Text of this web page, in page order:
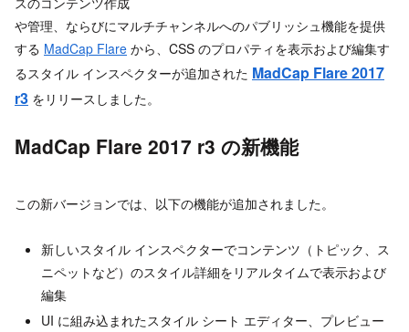
や管理、ならびにマルチチャンネルへのパブリッシュ機能を提供
する MadCap Flare から、CSS のプロパティを表示および編集す
るスタイル インスペクターが追加された MadCap Flare 2017
r3 をリリースしました。
MadCap Flare 2017 r3 の新機能
この新バージョンでは、以下の機能が追加されました。
新しいスタイル インスペクターでコンテンツ（トピック、ス
ニペットなど）のスタイル詳細をリアルタイムで表示および
編集
UI に組み込まれたスタイル シート エディター、プレビュー